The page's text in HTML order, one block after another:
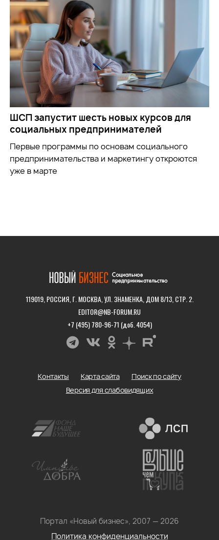
ШСП запустит шесть новых курсов для
социальных предпринимателей
Первые программы по основам социального
предпринимательства и маркетингу откроются
уже в марте
119019, РОССИЯ, Г. МОСКВА, УЛ. ЗНАМЕНКА, ДОМ 8/13, СТР. 2.
EDITOR@NB-FORUM.RU
+7 (495) 780-96-71 (доб. 4054)
Портал «Новый бизнес», 2007 — 2026
Политика конфиденциальности
Контакты Карта сайта
Поиск по сайту
Версия для слабовидящих